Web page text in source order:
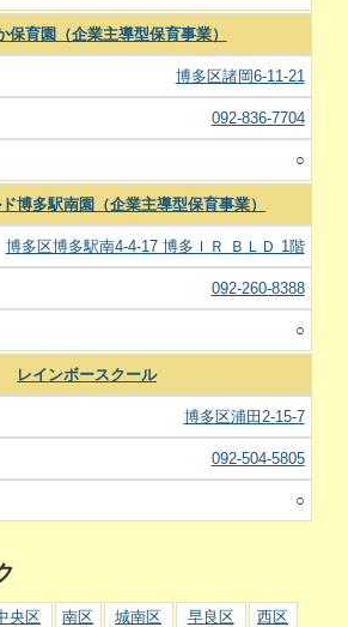
保育園（企業主導型保育事業）
博多区諸岡6-11-21
092-836-7704
○
博多駅南園（企業主導型保育事業）
博多区博多駅南4-4-17 博多ＩＲ ＢＬＤ 1階
092-260-8388
○
レインボースクール
博多区浦田2-15-7
092-504-5805
○
央区 南区 城南区 早良区 西区